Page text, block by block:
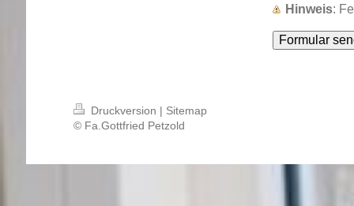
Hinweis :
Druckversion | Sitemap
© Fa.Gottfried Petzold